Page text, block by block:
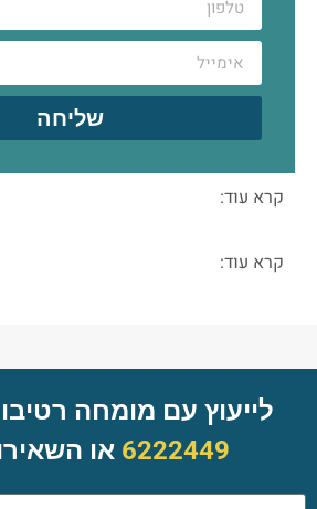
שליחה
קרא עוד:
קרא עוד:
לייעוץ עם מומחה
6222449 או